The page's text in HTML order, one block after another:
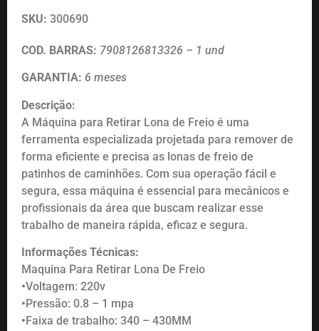
SKU: 300690
COD. BARRAS: 7908126813326 – 1 und
GARANTIA: 6 meses
Descrição:
A Máquina para Retirar Lona de Freio é uma
ferramenta especializada projetada para remover de
forma eficiente e precisa as lonas de freio de
patinhos de caminhões. Com sua operação fácil e
segura, essa máquina é essencial para mecânicos e
profissionais da área que buscam realizar esse
trabalho de maneira rápida, eficaz e segura.
Informações Técnicas:
Maquina Para Retirar Lona De Freio
•Voltagem: 220v
• Pressão: 0.8 – 1 mpa
• Faixa de trabalho: 340 – 430MM